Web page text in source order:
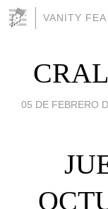
VANITY FEA
05 DE FEBRERO